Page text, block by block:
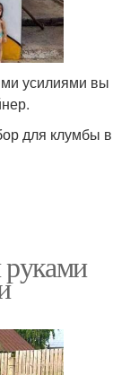
усилиями вы
для клумбы в
руками